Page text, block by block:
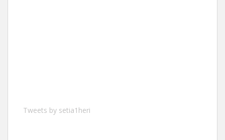
Tweets by setia1heri